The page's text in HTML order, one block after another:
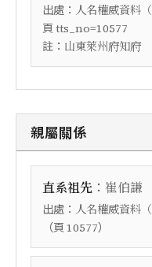
出處： 人名權威資料
頁 tts_no=10577
註： 山東萊州府知府
親屬關係
直系祖先 ： 崔伯謙
出處： 人名權威資料
（頁 10577）